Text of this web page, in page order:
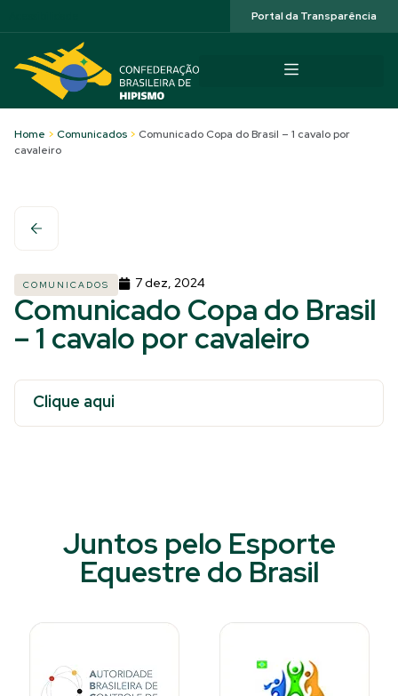
Portal da Transparência
Home > Comunicados > Comunicado Copa do Brasil – 1 cavalo por
cavaleiro
COMUNICADOS 7 dez, 2024
Comunicado Copa do Brasil
– 1 cavalo por cavaleiro
Clique aqui
Juntos pelo Esporte
Equestre do Brasil